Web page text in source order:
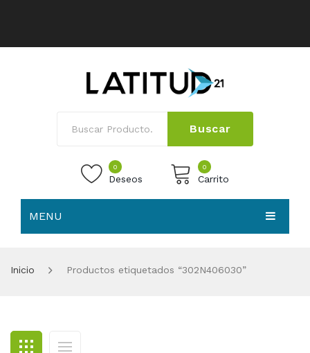
Buscar
0
Deseos
0
Carrito
MENU
BLOG
Inicio Productos etiquetados “302N406030”